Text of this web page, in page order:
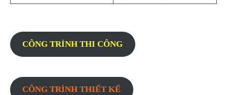
CÔNG TRÌNH THI CÔNG
CÔNG TRÌNH THIẾT KẾ